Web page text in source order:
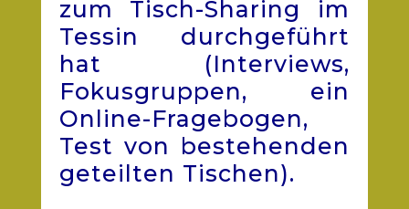
zum Tisch-Sharing im
Tessin durchgeführt
hat (Interviews,
Fokusgruppen, ein
Online-Fragebogen,
Test von bestehenden
geteilten Tischen).